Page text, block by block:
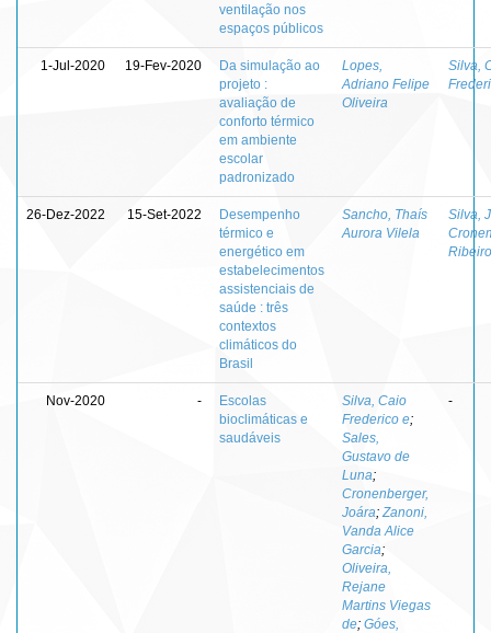
ventilação nos
espaços públicos
1-Jul-2020 19-Fev-2020
Da simulação ao
projeto :
avaliação de
conforto térmico
em ambiente
escolar
padronizado
Lopes,
Adriano Felipe
Oliveira
Silva,
26-Dez-2022 15-Set-2022
Desempenho
térmico e
energético em
estabelecimentos
assistenciais de
saúde : três
contextos
climáticos do
Brasil
Sancho, Thaís
Aurora Vilela
Silva,
Ribeiro
Nov-2020 -
Escolas
bioclimáticas e
saudáveis
Silva, Caio
Frederico e;
Sales,
Gustavo de
Luna;
Cronenberger,
Joára; Zanoni,
Vanda Alice
Garcia;
Oliveira,
Rejane
Martins Viegas
de; Góes,
-